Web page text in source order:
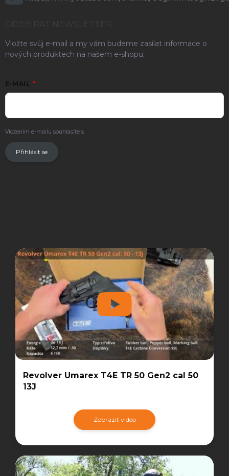
ODEBÍRAT NEWSLETTER
Vložte svůj e-mail a my vám budeme zasílat informace o
nových produktech na našem e-shopu.
E-MAIL
Vložením e-mailu souhlasíte s .
Přihlásit se
Revolver Umarex T4E TR 50 Gen2 cal 50
13J
Zobrazit video